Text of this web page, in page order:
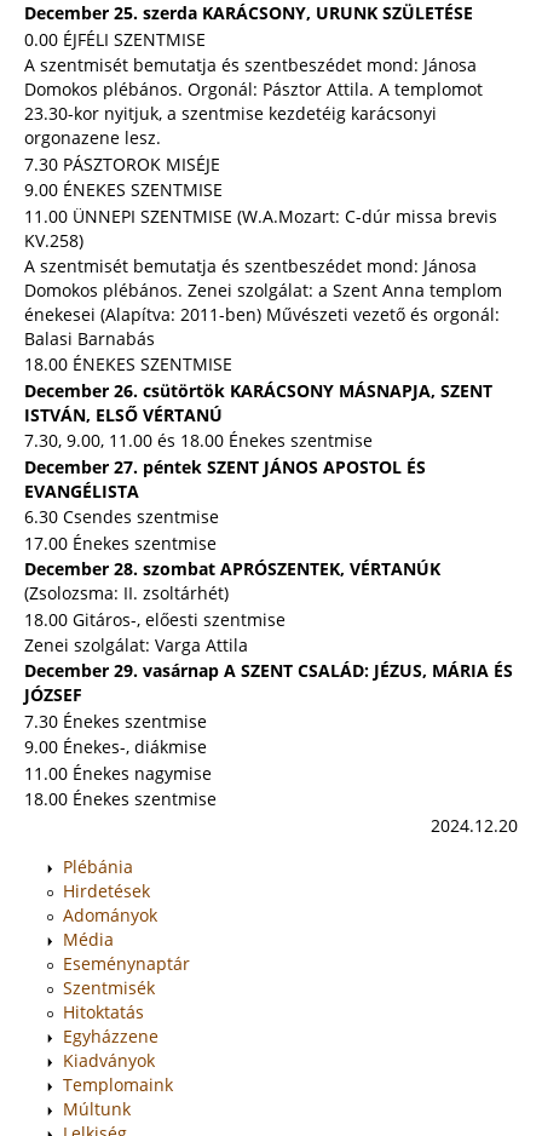
December 25. szerda KARÁCSONY, URUNK SZÜLETÉSE
0.00 ÉJFÉLI SZENTMISE
A szentmisét bemutatja és szentbeszédet mond: Jánosa
Domokos plébános. Orgonál: Pásztor Attila. A templomot
23.30-kor nyitjuk, a szentmise kezdetéig karácsonyi
orgonazene lesz.
7.30 PÁSZTOROK MISÉJE
9.00 ÉNEKES SZENTMISE
11.00 ÜNNEPI SZENTMISE (W.A.Mozart: C-dúr missa brevis
KV.258)
A szentmisét bemutatja és szentbeszédet mond: Jánosa
Domokos plébános. Zenei szolgálat: a Szent Anna templom
énekesei (Alapítva: 2011-ben) Művészeti vezető és orgonál:
Balasi Barnabás
18.00 ÉNEKES SZENTMISE
December 26. csütörtök KARÁCSONY MÁSNAPJA, SZENT
ISTVÁN, ELSŐ VÉRTANÚ
7.30, 9.00, 11.00 és 18.00 Énekes szentmise
December 27. péntek SZENT JÁNOS APOSTOL ÉS
EVANGÉLISTA
6.30 Csendes szentmise
17.00 Énekes szentmise
December 28. szombat APRÓSZENTEK, VÉRTANÚK
(Zsolozsma: II. zsoltárhét)
18.00 Gitáros-, előesti szentmise
Zenei szolgálat: Varga Attila
December 29. vasárnap A SZENT CSALÁD: JÉZUS, MÁRIA ÉS
JÓZSEF
7.30 Énekes szentmise
9.00 Énekes-, diákmise
11.00 Énekes nagymise
18.00 Énekes szentmise
2024.12.20
Plébánia
Hirdetések
Adományok
Média
Eseménynaptár
Szentmisék
Hitoktatás
Egyházzene
Kiadványok
Templomaink
Múltunk